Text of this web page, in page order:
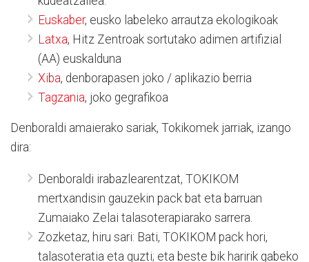
Euskaber, eusko labeleko arrautza ekologikoak
Latxa, Hitz Zentroak sortutako adimen artifizial
(AA) euskalduna
Xiba, denborapasen joko / aplikazio berria
Tagzania, joko gegrafikoa
Denboraldi amaierako sariak, Tokikomek jarriak, izango
dira:
Denboraldi irabazlearentzat, TOKIKOM
mertxandisin gauzekin pack bat eta barruan
Zumaiako Zelai talasoterapiarako sarrera.
Zozketaz, hiru sari: Bati, TOKIKOM pack hori,
talasoteratia eta guzti; eta beste bik haririk gabeko